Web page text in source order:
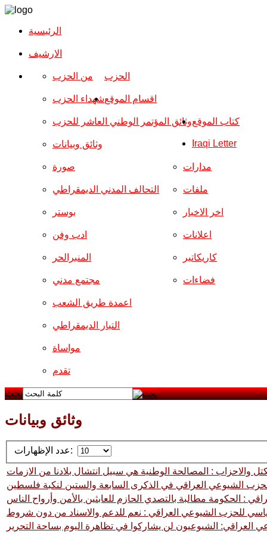
الرئيسية
الارشیف
الحزب من الحزب
شهداء الحزب
وثائق المؤتمر الوطني العاشر للحزب
وثائق وبيانات
اقسام الموقع
صورة
التحالف المدني الديمقراطي
بوستر
ادب وفن
المنبرالحر
مجتمع مدني
مدارات
ملفات
اخر الاخبار
اعلانات
كاريكاتير
فضاءات
اعمدة طريق الشعب
التيار الديمقراطي
مواساة
تقدم
كتاب الموقع
Iraqi Letter
بحث
وثائق وبيانات
عدد الإظهارات:
والاحزاب : المصالحة الوطنية هي سبيل انتشال بلادنا من الازمات
الحكومة مطالبة بالتصدي الحازم للعابثين بالأمن وأرواح الناس
للحزب الشيوعي العراقي : نعم للدعم والاسناد من دون شروط
الشيوعيون لن يشاركوا في تظاهرة اليوم بساحة التحرير